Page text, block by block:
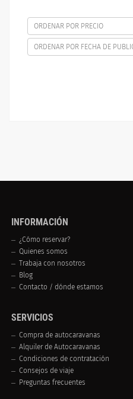
ORDENAR POR PRECIO
ORDENAR POR FECHA DE
INFORMACIÓN
¿Cómo reservar?
Quienes somos
Trabaja con nosotros
Blog
Contacto / dónde estamos
SERVICIOS
Compra de autocaravanas
Alquiler de Autocaravanas
Condiciones de contratación
Consejos de viaje
Preguntas frecuentes